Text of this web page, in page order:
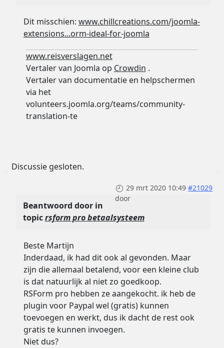
Dit misschien: www.chillcreations.com/joomla-
extensions...orm-ideal-for-joomla
www.reisverslagen.net
Vertaler van Joomla op Crowdin .
Vertaler van documentatie en helpschermen
via het
volunteers.joomla.org/teams/community-
translation-te
Discussie gesloten.
29 mrt 2020 10:49 #21029
door
Beantwoord door in
topicrsform pro betaalsysteem
Beste Martijn
Inderdaad, ik had dit ook al gevonden. Maar
zijn die allemaal betalend, voor een kleine club
is dat natuurlijk al niet zo goedkoop.
RSForm pro hebben ze aangekocht. ik heb de
plugin voor Paypal wel (gratis) kunnen
toevoegen en werkt, dus ik dacht de rest ook
gratis te kunnen invoegen.
Niet dus?